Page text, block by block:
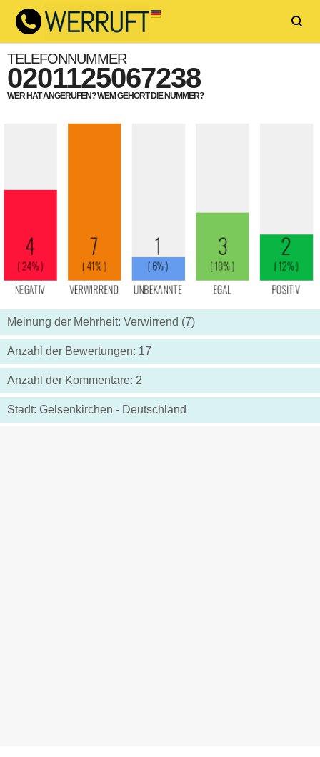
TELEFONNUMMER
0201125067238
WER HAT ANGERUFEN? WEM GEHÖRT DIE NUMMER?
Meinung der Mehrheit: Verwirrend (7)
Anzahl der Bewertungen: 17
Anzahl der Kommentare: 2
Stadt: Gelsenkirchen - Deutschland